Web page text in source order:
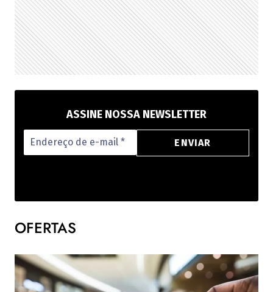
ASSINE NOSSA NEWSLETTER
OFERTAS